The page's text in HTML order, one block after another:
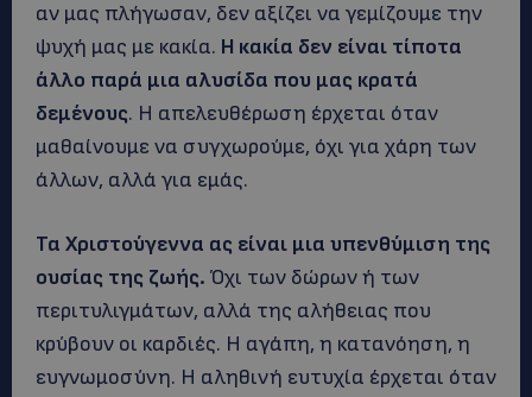
αν μας πλήγωσαν, δεν αξίζει να γεμίζουμε την
ψυχή μας με κακία. Η κακία δεν είναι τίποτα
άλλο παρά μια αλυσίδα που μας κρατά
δεμένους. Η απελευθέρωση έρχεται όταν
μαθαίνουμε να συγχωρούμε, όχι για χάρη των
άλλων, αλλά για εμάς.
Τα Χριστούγεννα ας είναι μια υπενθύμιση της
ουσίας της ζωής. Όχι των δώρων ή των
περιτυλιγμάτων, αλλά της αλήθειας που
κρύβουν οι καρδιές. Η αγάπη, η κατανόηση, η
ευγνωμοσύνη. Η αληθινή ευτυχία έρχεται όταν